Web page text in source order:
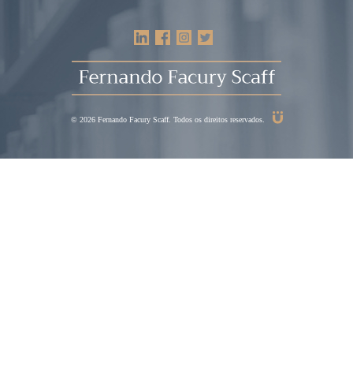
© 2026 Fernando Facury Scaff. Todos os direitos reservados.